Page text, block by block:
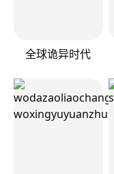
全球诡异时代